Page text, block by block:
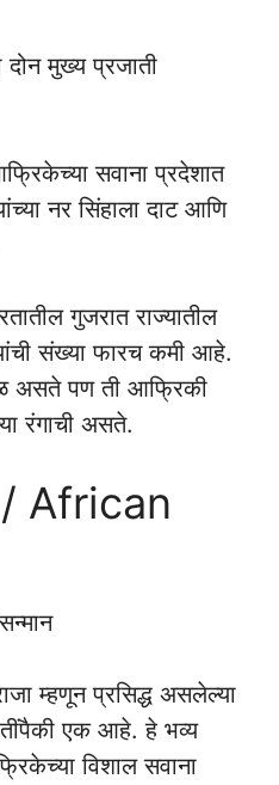
दोन मुख्य प्रजाती
सवाना प्रदेशात
नर सिंहाला दाट आणि
गुजरात राज्यातील
संख्या फारच कमी आहे.
असते पण ती आफ्रिकी
रंगाची असते.
African
म्हणून प्रसिद्ध असलेल्या
एक आहे. हे भव्य
विशाल सवाना